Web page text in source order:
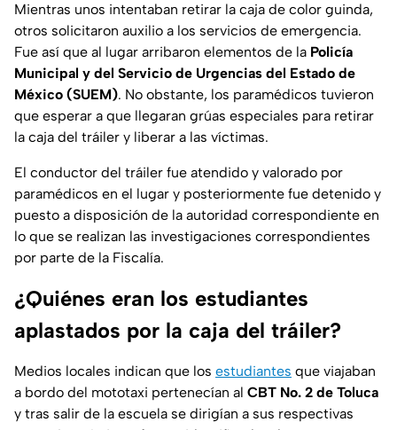
Mientras unos intentaban retirar la caja de color guinda,
otros solicitaron auxilio a los servicios de emergencia.
Fue así que al lugar arribaron elementos de la Policía
Municipal y del Servicio de Urgencias del Estado de
México (SUEM). No obstante, los paramédicos tuvieron
que esperar a que llegaran grúas especiales para retirar
la caja del tráiler y liberar a las víctimas.
El conductor del tráiler fue atendido y valorado por
paramédicos en el lugar y posteriormente fue detenido y
puesto a disposición de la autoridad correspondiente en
lo que se realizan las investigaciones correspondientes
por parte de la Fiscalía.
¿Quiénes eran los estudiantes
aplastados por la caja del tráiler?
Medios locales indican que los estudiantes que viajaban
a bordo del mototaxi pertenecían al CBT No. 2 de Toluca
y tras salir de la escuela se dirigían a sus respectivas